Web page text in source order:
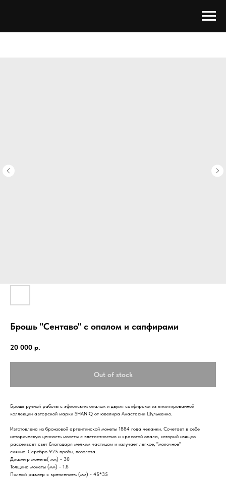
Брошь "Сентаво" с опалом и сапфирами
20 000 р.
Out of stock
Брошь ручной работы с эфиопским опалом и двумя сапфирами из лимитированной
коллекции авторской марки SHANIQ от ювелира Анастасии Шульженко.
Изготовлена из бронзовой аргентинской монеты 1884 года чеканки. Сочетает в себе
историческую ценность монеты с элегантностью и красотой опала, который изящно
рассеивает свет благодаря мелким частицам и излучает легкое, "молочное"
сияние. Серебро 925 пробы, позолота.
Диаметр монеты( мм) - 30
Толщина монеты (мм) - 1.8
Полный размер с креплением (мм) - 45*35